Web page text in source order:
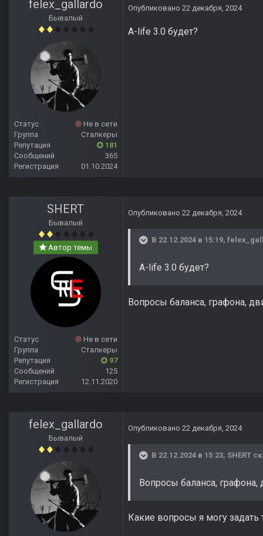
felex_gallardo
Бывалый
Статус
Не в сети
Группа
Сталкеры
Репутация
181
Сообщений
365
Регистрация
01.10.2024
Опубликовано 22 декабря, 2024
A-life 3.0 будет?
SHERT
Бывалый
Автор темы
Статус
Не в сети
Группа
Сталкеры
Репутация
97
Сообщений
125
Регистрация
12.11.2020
Опубликовано 22 декабря, 2024
В 22.12.2024 в 15:19,
A-life 3.0 будет?
Вопросы баланса, графона,
felex_gallardo
Бывалый
Опубликовано 22 декабря, 2024
В 22.12.2024 в 15:23, SHERT
Вопросы баланса,
Какие вопросы я могу задать